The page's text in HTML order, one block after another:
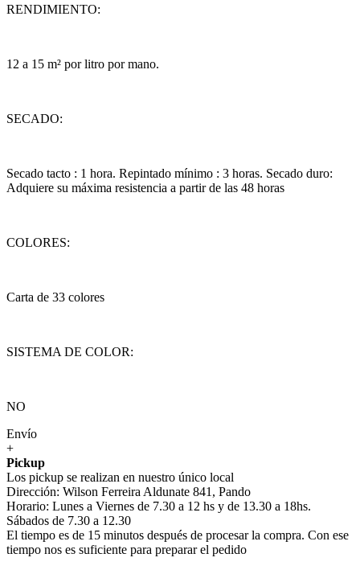
RENDIMIENTO:
12 a 15 m² por litro por mano.
SECADO:
Secado tacto : 1 hora. Repintado mínimo : 3 horas. Secado duro:
Adquiere su máxima resistencia a partir de las 48 horas
COLORES:
Carta de 33 colores
SISTEMA DE COLOR:
NO
Envío
+
Pickup
Los pickup se realizan en nuestro único local
Dirección: Wilson Ferreira Aldunate 841, Pando
Horario: Lunes a Viernes de 7.30 a 12 hs y de 13.30 a 18hs.
Sábados de 7.30 a 12.30
El tiempo es de 15 minutos después de procesar la compra. Con ese
tiempo nos es suficiente para preparar el pedido